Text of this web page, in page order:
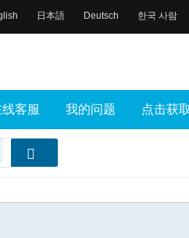
日本語 Deutsch 한국 사람
客服 我的问题 点击获